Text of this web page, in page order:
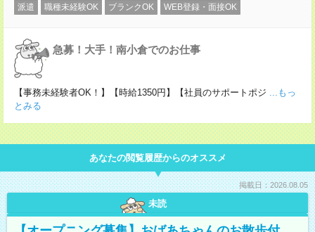
派遣 職種未経験OK ブランクOK WEB登録・面接OK
急募！大手！南小倉でのお仕事
【事務未経験者OK！】【時給1350円】【社員のサポートポジ ...もっ
とみる
あなたの閲覧履歴からのオススメ
掲載日：2026.08.05
未読